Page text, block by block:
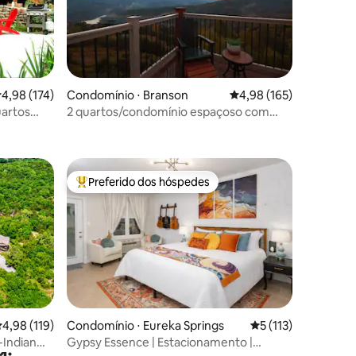
de uma avaliação média de 5, 174 avaliações
4,98 (174)
Condomínio ⋅ Branson 4,98 de uma avaliação
4,98 (165)
2 quartos/condomínio espaçoso com
hóspedes
de uma avaliação média de 5, 119 avaliações
4,98 (119)
Entre os melhores preferidos dos hóspedes
Preferido dos hóspedes
Condomínio ⋅ Eureka Springs 5 de uma avaliação
5 (113)
Gypsy Essence | Estacionamento |